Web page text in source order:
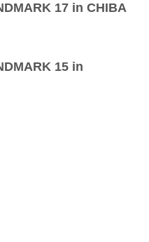
17 in CHIBA
15 in